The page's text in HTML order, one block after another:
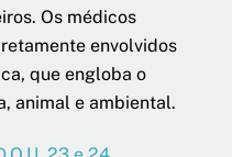
Os médicos
envolvidos
que engloba o
animal e ambiental.